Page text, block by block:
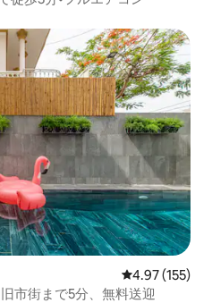
レビュー155
4.97 (155)
市街まで5分、無料送迎